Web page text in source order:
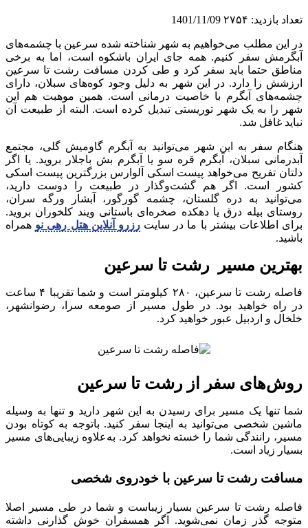
تعداد بازدید: ۲۷۵۴ 1401/11/09
در این مطلب می‌خواهیم به شهر شناخته شده سرعین با چشمه‌های
آبگرمش سفر کنیم. همه جای ایران باشکوه است، اما به برخی
مناطق حتما باید سفر کرد و طی کردن مسافت رشت تا سرعین
ارزشش را دارد. در این شهر به دلیل وجود کوه‌های سبلان، دارای
چشمه‌های آبگرم با خاصیت درمانی است. همین موهبت هم این
شهر را به یک شهر توریستی تبدیل کرده است. البته از طبیعت آن
نباید غافل شد.
هنگام سفر به این شهر می‌توانید به آبگرم گاومیش گلی، مجتمع
آبدرمانی سبلان، آبگرم قره سو یا آبگرم بش باجلار بروید. یا اگر
دلتان تفریح می‌خواهد پیست اسکی آلوارس بزرگترین پیست اسکی
کشور است. اگر هم گشت‌وگذار در طبیعت را دوست دارید،
می‌توانید به دره گلستان، چشمه گورگور، آبشار ورگه سران،
روستای بیله درق یا دهکده صخره‌ای باستانی ویند کلخوران بروید.
برای اطلاعات بیشتر با ما در سایترزرو آنلاین هتل رهی نو همراه
باشید.
بهترین مسیر رشت تا سرعین
فاصله رشت تا سرعین، ۲۸۰ کیلومتر است و شما تقریبا ۴ ساعت
در راه خواهید بود. در طول مسیر از صومعه سرا، رضوانشهر،
خلخال و اردبیل عبور خواهید کرد.
روش‌های سفر از رشت تا سرعین
شما تنها یک مسیر برای رسیدن به این شهر دارید و تنها به وسیله
ماشین شخصی می‌توانید به اینجا سفر کنید. باتوجه به کوتاه بودن
مسیر، رانندگی شما را خسته نخواهد کرد. به‌علاوه زیبایی‌های مسیر
بسیار زیاد است.
مسافت رشت تا سرعین با خودروی شخصی
فاصله رشت تا سرعین بسیار زیباست و شما در طی مسیر اصلا
متوجه گذر زمان نمی‌شوید. اگر همسفران خوش گذارنی داشته